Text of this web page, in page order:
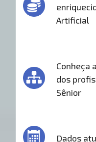
Artificial
Conheça
dos
Sênior
Dados